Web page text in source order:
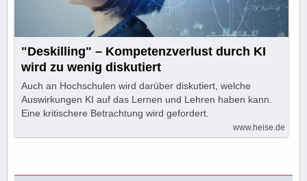
"Deskilling" – Kompetenzverlust durch KI
wird zu wenig diskutiert
Auch an Hochschulen wird darüber diskutiert, welche
Auswirkungen KI auf das Lernen und Lehren haben kann.
Eine kritischere Betrachtung wird gefordert.
www.heise.de